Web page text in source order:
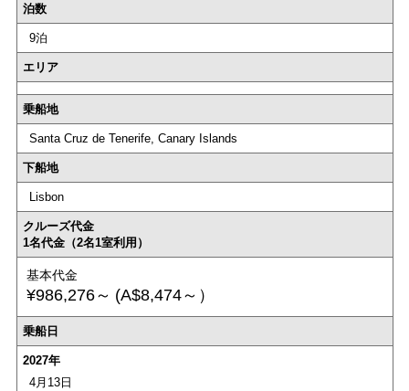
泊数
9泊
エリア
乗船地
Santa Cruz de Tenerife, Canary Islands
下船地
Lisbon
クルーズ代金
1名代金（2名1室利用）
基本代金
¥986,276～ (A$8,474～）
乗船日
2027年
4月13日